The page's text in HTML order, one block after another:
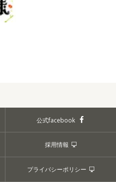
公式facebook
採用情報
プライバシーポリシー